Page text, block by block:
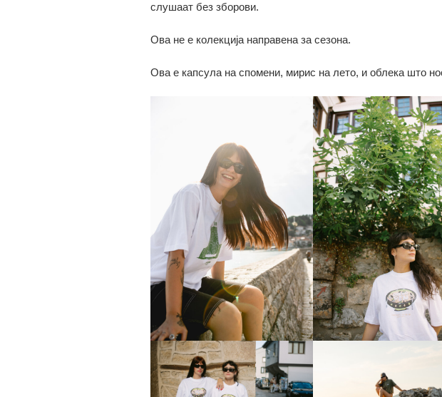
слушаат без зборови.
Ова не е колекција направена за сезона.
Ова е капсула на спомени, мирис на лето, и облека што